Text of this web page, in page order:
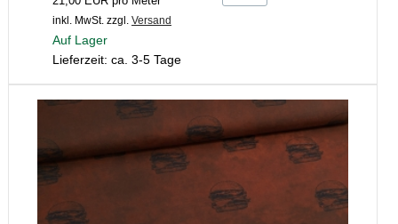
inkl. MwSt. zzgl. Versand
Auf Lager
Lieferzeit: ca. 3-5 Tage